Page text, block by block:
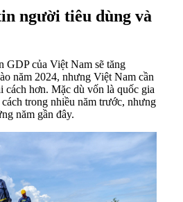
người tiêu dùng và
GDP của Việt Nam sẽ tăng
năm 2024, nhưng Việt Nam cần
cách hơn. Mặc dù vốn là quốc gia
trong nhiều năm trước, nhưng
năm gần đây.